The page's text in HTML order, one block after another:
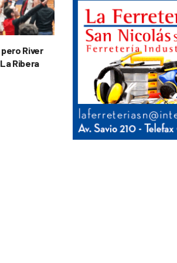
River
Ribera